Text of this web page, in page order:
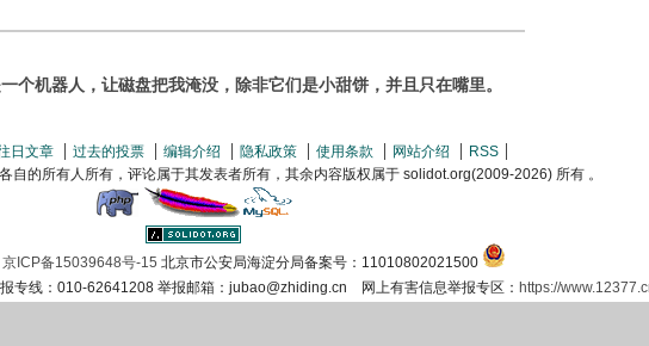
个机器人，让磁盘把我淹没，除非它们是小甜饼，并且只在嘴里。
日文章 过去的投票 编辑介绍 隐私政策 使用条款 网站介绍
RSS
自的所有人所有，评论属于其发表者所有，其余内容版权属于 solidot.org(2009-2026) 所有 。
京ICP备15039648号-15 北京市公安局海淀分局备案号：11010802021500
专线：010-62641208 举报邮箱：jubao@zhiding.cn 网上有害信息举报专区： https://